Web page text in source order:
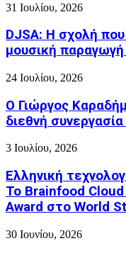
31 Ιουλίου, 2026
DJSA: Η σχολή
μουσική
24 Ιουλίου, 2026
Ο Γιώργος
διεθνή
3 Ιουλίου, 2026
Ελληνική
Το Brainfood
Award στο World
30 Ιουνίου, 2026